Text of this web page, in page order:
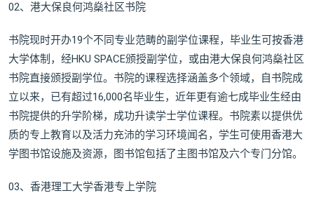
02、港大保良何鸿燊社区书院
书院现时开办19个不同专业范畴的副学位课程，毕业生可按香港
大学体制，经HKU SPACE颁授副学位，或由港大保良何鸿燊社区
书院直接颁授副学位。书院的课程选择涵盖多个领域，自书院成
立以来，已有超过16,000名毕业生，近年更有逾七成毕业生经由
书院提供的升学阶梯，成功升读学士学位课程。书院素以提供优
质的专上教育以及活力充沛的学习环境闻名，学生可使用香港大
学图书馆设施及资源，图书馆包括了主图书馆及六个专门分馆。
03、香港理工大学香港专上学院